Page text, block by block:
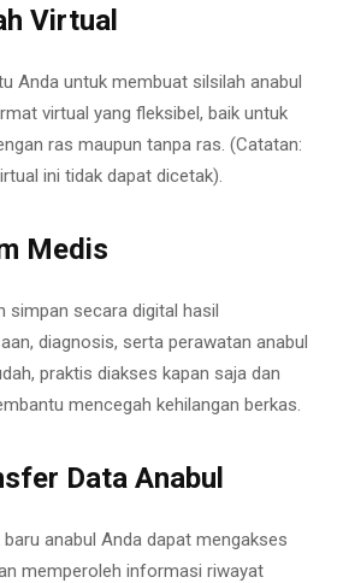
Virtual
Anda untuk membuat silsilah anabul
virtual yang fleksibel, baik untuk
ras maupun tanpa ras. (Catatan:
ini tidak dapat dicetak).
Medis
simpan secara digital hasil
diagnosis, serta perawatan anabul
praktis diakses kapan saja dan
mencegah kehilangan berkas.
Data Anabul
baru anabul Anda dapat mengakses
memperoleh informasi riwayat